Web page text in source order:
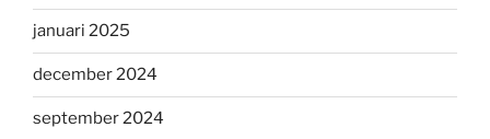
januari 2025
december 2024
september 2024